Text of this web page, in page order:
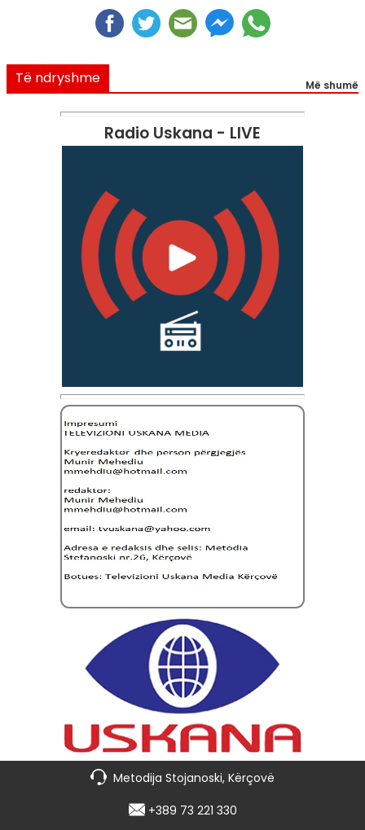
Të ndryshme Më shumë
Radio Uskana - LIVE
Metodija Stojanoski, Kërçovë
+389 73 221 330